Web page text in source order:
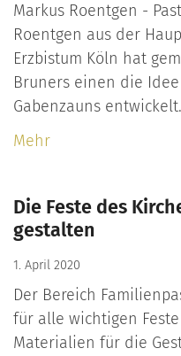
Markus Roentgen -
Roentgen aus der
Erzbistum Köln hat
Bruners einen die
Gabenzauns
Mehr
Die Feste des
gestalten
1. April 2020
Der Bereich
für alle wichtigen
Materialien für die